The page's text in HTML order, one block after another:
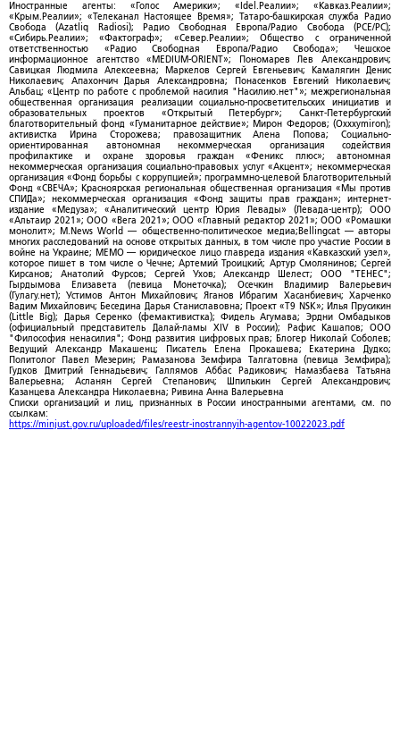
Иностранные агенты: «Голос Америки»; «Idel.Реалии»; «Кавказ.Реалии»;
«Крым.Реалии»; «Телеканал Настоящее Время»; Татаро-башкирская служба Радио
Свобода (Azatliq Radiosi); Радио Свободная Европа/Радио Свобода (PCE/PC);
«Сибирь.Реалии»; «Фактограф»; «Север.Реалии»; Общество с ограниченной
ответственностью «Радио Свободная Европа/Радио Свобода»; Чешское
информационное агентство «MEDIUM-ORIENT»; Пономарев Лев Александрович;
Савицкая Людмила Алексеевна; Маркелов Сергей Евгеньевич; Камалягин Денис
Николаевич; Апахончич Дарья Александровна; Понасенков Евгений Николаевич;
Альбац; «Центр по работе с проблемой насилия "Насилию.нет"»; межрегиональная
общественная организация реализации социально-просветительских инициатив и
образовательных проектов «Открытый Петербург»; Санкт-Петербургский
благотворительный фонд «Гуманитарное действие»; Мирон Федоров; (Oxxxymiron);
активистка Ирина Сторожева; правозащитник Алена Попова; Социально-
ориентированная автономная некоммерческая организация содействия
профилактике и охране здоровья граждан «Феникс плюс»; автономная
некоммерческая организация социально-правовых услуг «Акцент»; некоммерческая
организация «Фонд борьбы с коррупцией»; программно-целевой Благотворительный
Фонд «СВЕЧА»; Красноярская региональная общественная организация «Мы против
СПИДа»; некоммерческая организация «Фонд защиты прав граждан»; интернет-
издание «Медуза»; «Аналитический центр Юрия Левады» (Левада-центр); ООО
«Альтаир 2021»; ООО «Вега 2021»; ООО «Главный редактор 2021»; ООО «Ромашки
монолит»; M.News World — общественно-политическое медиа;Bellingcat — авторы
многих расследований на основе открытых данных, в том числе про участие России в
войне на Украине; МЕМО — юридическое лицо главреда издания «Кавказский узел»,
которое пишет в том числе о Чечне; Артемий Троицкий; Артур Смолянинов; Сергей
Кирсанов; Анатолий Фурсов; Сергей Ухов; Александр Шелест; ООО "ТЕНЕС";
Гырдымова Елизавета (певица Монеточка); Осечкин Владимир Валерьевич
(Гулагу.нет); Устимов Антон Михайлович; Яганов Ибрагим Хасанбиевич; Харченко
Вадим Михайлович; Беседина Дарья Станиславовна; Проект «T9 NSK»; Илья Прусикин
(Little Big); Дарья Серенко (фемактивистка); Фидель Агумава; Эрдни Омбадыков
(официальный представитель Далай-ламы XIV в России); Рафис Кашапов; ООО
"Философия ненасилия"; Фонд развития цифровых прав; Блогер Николай Соболев;
Ведущий Александр Макашенц; Писатель Елена Прокашева; Екатерина Дудко;
Политолог Павел Мезерин; Рамазанова Земфира Талгатовна (певица Земфира);
Гудков Дмитрий Геннадьевич; Галлямов Аббас Радикович; Намазбаева Татьяна
Валерьевна; Асланян Сергей Степанович; Шпилькин Сергей Александрович;
Казанцева Александра Николаевна; Ривина Анна Валерьевна
Списки организаций и лиц, признанных в России иностранными агентами, см. по
ссылкам:
https://minjust.gov.ru/uploaded/files/reestr-inostrannyih-agentov-10022023.pdf